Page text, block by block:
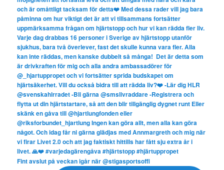
Fint avslut på veckan igår när @stigasportsoffi